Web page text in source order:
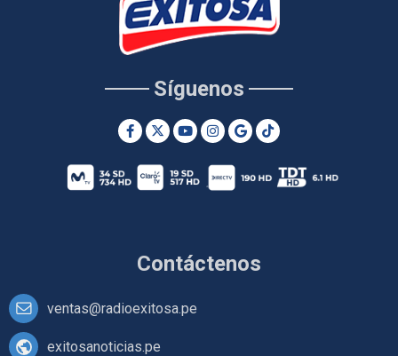
Contáctenos
ventas@radioexitosa.pe
exitosanoticias.pe
Síguenos